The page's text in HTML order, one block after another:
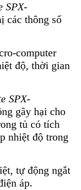
SPX-
các thông số
computer
độ, thời gian
SPX-
gây hại cho
tủ có tích
nhiệt độ trong
tự động ngắt
áp.